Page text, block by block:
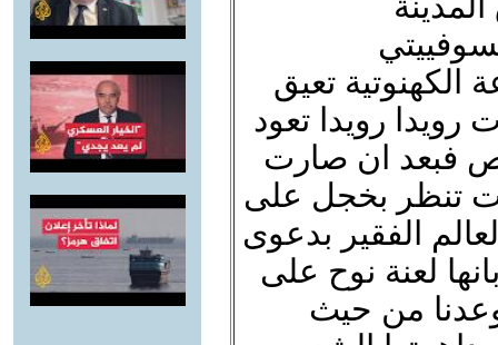
الكهنوتية تعيق
رويدا رويدا تعود
فبعد ان صارت
تنظر بخجل على
الفقير بدعوى
لعنة نوح على
من حيث